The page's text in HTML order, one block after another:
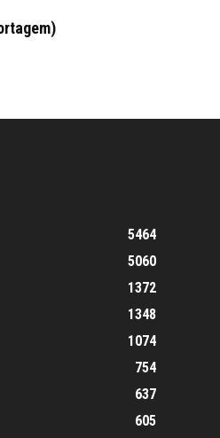
5464
5060
1372
1348
1074
754
637
605